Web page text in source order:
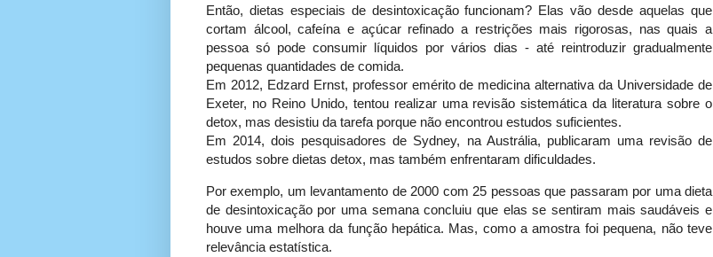
Então, dietas especiais de desintoxicação funcionam? Elas vão desde aquelas que
cortam álcool, cafeína e açúcar refinado a restrições mais rigorosas, nas quais a
pessoa só pode consumir líquidos por vários dias - até reintroduzir gradualmente
pequenas quantidades de comida.
Em 2012, Edzard Ernst, professor emérito de medicina alternativa da Universidade de
Exeter, no Reino Unido, tentou realizar uma revisão sistemática da literatura sobre o
detox, mas desistiu da tarefa porque não encontrou estudos suficientes.
Em 2014, dois pesquisadores de Sydney, na Austrália, publicaram uma revisão de
estudos sobre dietas detox, mas também enfrentaram dificuldades.
Por exemplo, um levantamento de 2000 com 25 pessoas que passaram por uma dieta
de desintoxicação por uma semana concluiu que elas se sentiram mais saudáveis e
houve uma melhora da função hepática. Mas, como a amostra foi pequena, não teve
relevância estatística.